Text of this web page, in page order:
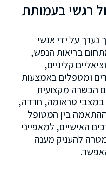
רגשי בעמותת
על ידי אנשי
בריאות הנפש,
קליניים,
ומטפלים באמצעות
הכשרה מקצועית
במצבי טראומה, חרדה,
ההתאמה בין המטופל
האישיים, למאפייני
להעניק מענה